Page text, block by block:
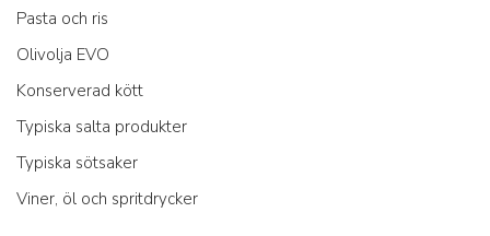
Pasta och ris
Olivolja EVO
Konserverad kött
Typiska salta produkter
Typiska sötsaker
Viner, öl och spritdrycker